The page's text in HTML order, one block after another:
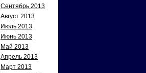
Сентябрь 2013
Август 2013
Июль 2013
Июнь 2013
Май 2013
Апрель 2013
Март 2013